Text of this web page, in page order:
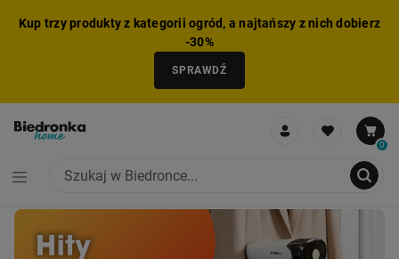
Kup trzy produkty z kategorii ogród, a najtańszy z nich dobierz
-30%
SPRAWDŹ
0
DODANO PRODUKT DO KOSZYKA
ZMNIEJSZONO LICZBĘ PRODUKTÓW
USUNIĘTO PRODUKT Z KOSZYKA
ZESTAW DODANY DO KOSZYKA
NIE MOŻNA BYŁO DODAĆ CAŁEGO ZESTAWU DO KOSZYKA